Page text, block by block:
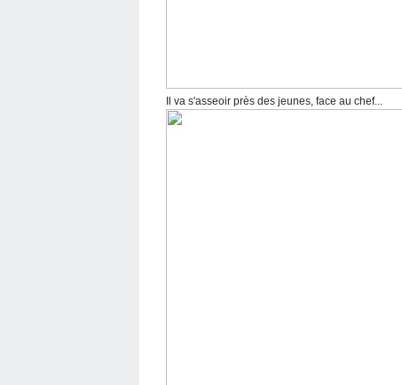
Il va s'asseoir près des jeunes, face au chef...